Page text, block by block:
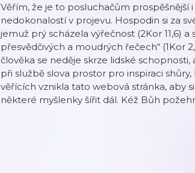
Věřím, že je to posluchačům prospěšnější
nedokonalostí v projevu. Hospodin si za
jemuž prý scházela výřečnost (2Kor 11,6)
přesvědčivých a moudrých řečech“ (1Kor
člověka se neděje skrze lidské
při službě slova prostor pro inspiraci
věřících vznikla tato webová stránka, aby
některé myšlenky šířit dál. Kéž Bůh